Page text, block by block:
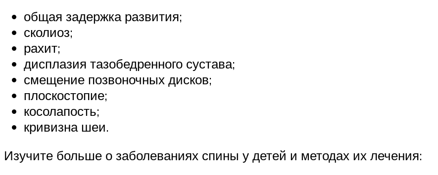
общая задержка развития;
сколиоз;
рахит;
дисплазия тазобедренного сустава;
смещение позвоночных дисков;
плоскостопие;
косолапость;
кривизна шеи.
Изучите больше о заболеваниях спины у детей и методах их лечения: